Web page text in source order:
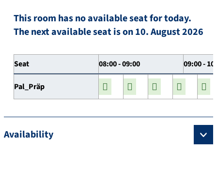
This room has no available seat for today.
The next available seat is on 10. August 2026
Seat 08:00 - 09:00 09:00 -
Pal_Präp
Availability